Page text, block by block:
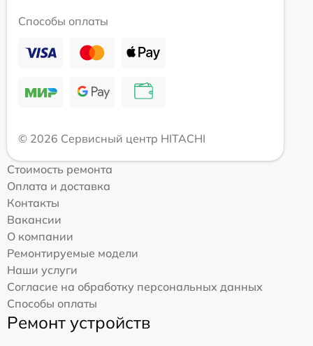
Способы оплаты
© 2026 Сервисный центр HITACHI
Стоимость ремонта
Оплата и доставка
Контакты
Вакансии
О компании
Ремонтируемые модели
Наши услуги
Согласие на обработку персональных данных
Способы оплаты
Ремонт устройств